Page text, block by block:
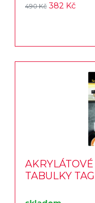
490 Kč 382 Kč
TABULKY